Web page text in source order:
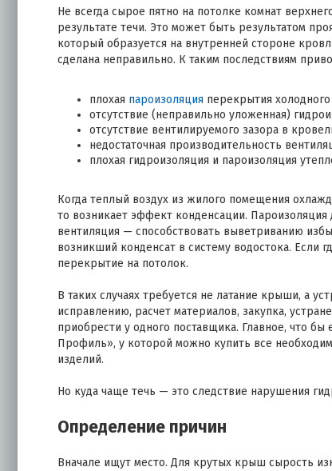
Не всегда сырое пятно на потолке комнат
результате течи. Это может быть результатом
который образуется на внутренней стороне
сделана неправильно. К таким последствиям
плохая пароизоляция перекрытия холодного
отсутствие (неправильно уложенная)
отсутствие вентилируемого зазора в
недостаточная производительность
плохая гидроизоляция и пароизоляция
Когда теплый воздух из жилого помещения
то возникает эффект конденсации. Пароизоляция
вентиляция — способствовать выветриванию
возникший конденсат в систему водостока. Если
перекрытие на потолок.
В таких случаях требуется не латание крыши, а
исправлению, расчет материалов, закупка,
приобрести у одного поставщика. Главное, что
Профиль», у которой можно купить все
изделий.
Но куда чаще течь — это следствие нарушения
Определение причин
Вначале ищут место. Для крутых крыш сырость